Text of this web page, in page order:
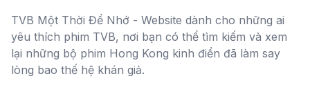
TVB Một Thời Để Nhớ - Website dành cho những ai
yêu thích phim TVB, nơi bạn có thể tìm kiếm và xem
lại những bộ phim Hong Kong kinh điển đã làm say
lòng bao thế hệ khán giả.